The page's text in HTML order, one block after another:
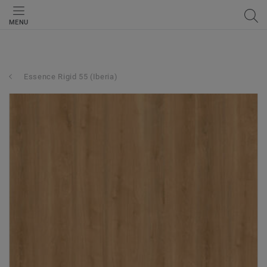
MENU
Essence Rigid 55 (Iberia)